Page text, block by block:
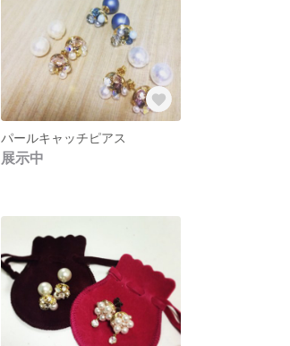
パールキャッチピアス
展示中